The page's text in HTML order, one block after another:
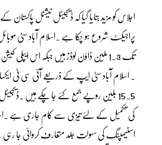
اجلاس کو مزید بتایا گیا کہ ڈیجیٹل نیشنل
پراجیکٹ شروع ہو چکا ہے ۔اسلام آباد سٹی
۔ اسلام آباد سٹی ایپ کے ذریعے آئی سی ٹی
15.5 بلین روپے جمع کئے جا چکے ہیں
کی تکمیل کے لئے تیزی سے کام جاری ہے
اسٹیمپنگ کی سہولت جلد متعارف کروائی جا